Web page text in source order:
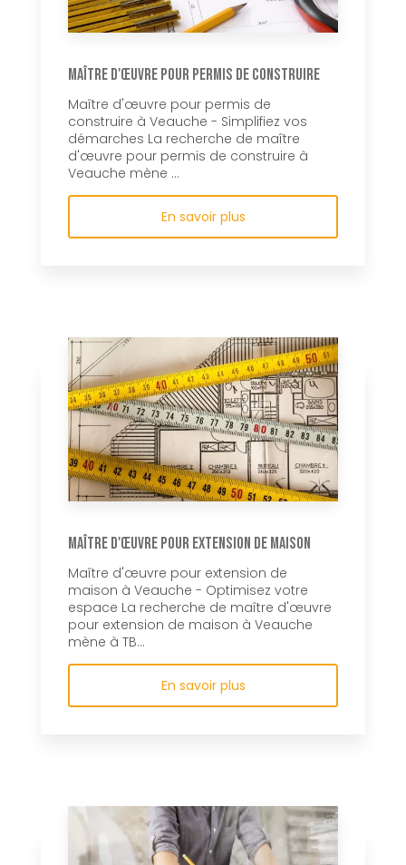
Maître d'œuvre pour permis de construire
Maître d'œuvre pour permis de
construire à Veauche - Simplifiez vos
démarches La recherche de maître
d'œuvre pour permis de construire à
Veauche mène ...
En savoir plus
Maître d'œuvre pour extension de maison
Maître d'œuvre pour extension de
maison à Veauche - Optimisez votre
espace La recherche de maître d'œuvre
pour extension de maison à Veauche
mène à TB...
En savoir plus